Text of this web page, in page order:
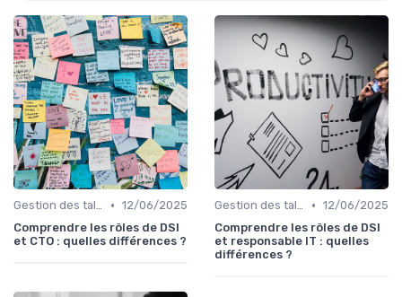
Gestion des talents IT • 12/06/2025
Comprendre les rôles de DSI
et CTO : quelles différences ?
Gestion des talents IT • 12/06/2025
Comprendre les rôles de DSI
et responsable IT : quelles
différences ?